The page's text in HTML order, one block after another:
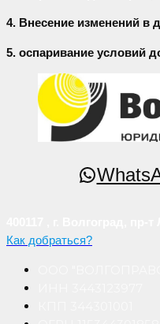
4. Внесение изменений в
5. оспаривание условий
Как добраться?